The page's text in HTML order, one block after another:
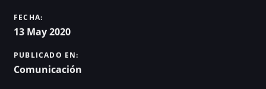
FECHA:
13 May 2020
PUBLICADO EN:
Comunicación